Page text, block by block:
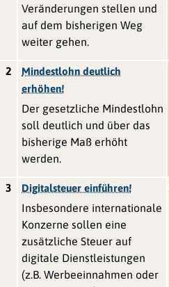
Veränderungen stellen und
auf dem bisherigen Weg
weiter gehen.
2
Mindestlohn deutlich
erhöhen!
Der gesetzliche Mindestlohn
soll deutlich und über das
bisherige Maß erhöht
werden.
3 Digitalsteuer einführen!
Insbesondere internationale
Konzerne sollen eine
zusätzliche Steuer auf
digitale Dienstleistungen
(z.B. Werbeeinnahmen oder